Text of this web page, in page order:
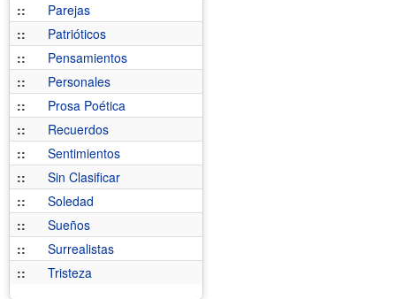
::
Parejas
::
Patrióticos
::
Pensamientos
::
Personales
::
Prosa Poética
::
Recuerdos
::
Sentimientos
::
Sin Clasificar
::
Soledad
::
Sueños
::
Surrealistas
::
Tristeza